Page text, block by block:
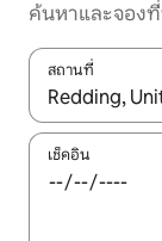
ค้นหาและจองที่
สถานที่
ใช้ลูกศรขึ้นลง
เช็คอิน